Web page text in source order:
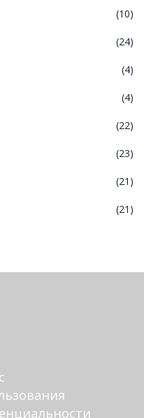
(10)
(24)
(4)
(4)
(22)
(23)
(21)
(21)